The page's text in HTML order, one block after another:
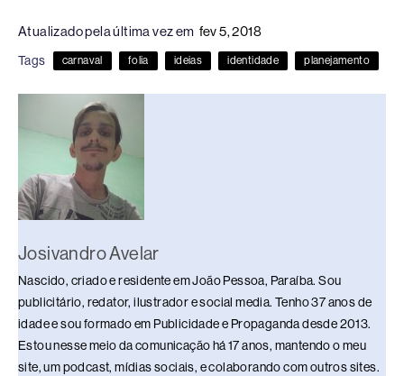
c
e
b
o
o
e
a
d
s
e
dI
n
e
sk
y
at
s
A
p
y
Li
n
e
Atualizado pela última vez em fev 5, 2018
Tags carnaval folia ideias identidade planejamento
Josivandro Avelar
Nascido, criado e residente em João Pessoa, Paraíba. Sou
publicitário, redator, ilustrador e social media. Tenho 37 anos de
idade e sou formado em Publicidade e Propaganda desde 2013.
Estou nesse meio da comunicação há 17 anos, mantendo o meu
site, um podcast, mídias sociais, e colaborando com outros sites.